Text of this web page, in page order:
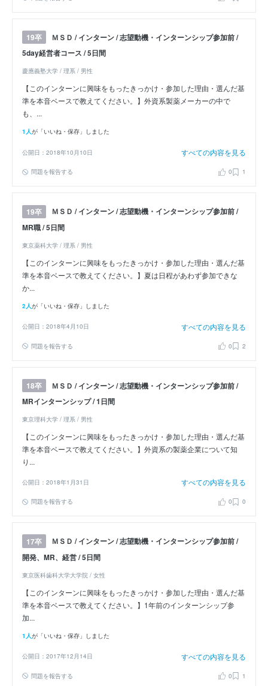
19卒
ＭＳＤ / インターン / 志望動機・インターンシップ参加前 /
5day経営者コース / 5日間
慶應義塾大学 / 理系 / 男性
【このインターンに興味をもったきっかけ・参加した理由・選んだ基
準を本音ベースで教えてください。】外資系製薬メーカーの中で
も、...
1人が「いいね・保存」しました
公開日：2018年10月10日 すべての内容を見る
問題を報告する 0 1
19卒
ＭＳＤ / インターン / 志望動機・インターンシップ参加前 /
MR職 / 5日間
東京薬科大学 / 理系 / 男性
【このインターンに興味をもったきっかけ・参加した理由・選んだ基
準を本音ベースで教えてください。】夏は日程があわず参加できな
か...
2人が「いいね・保存」しました
公開日：2018年4月10日 すべての内容を見る
問題を報告する 0 2
18卒
ＭＳＤ / インターン / 志望動機・インターンシップ参加前 /
MRインターンシップ / 1日間
東京理科大学 / 理系 / 男性
【このインターンに興味をもったきっかけ・参加した理由・選んだ基
準を本音ベースで教えてください。】外資系の製薬企業について知
り...
公開日：2018年1月31日 すべての内容を見る
問題を報告する 0 0
17卒
ＭＳＤ / インターン / 志望動機・インターンシップ参加前 /
開発、MR、経営 / 5日間
東京医科歯科大学大学院 / 女性
【このインターンに興味をもったきっかけ・参加した理由・選んだ基
準を本音ベースで教えてください。】1年前のインターンシップ参
加...
1人が「いいね・保存」しました
公開日：2017年12月14日 すべての内容を見る
問題を報告する 0 1